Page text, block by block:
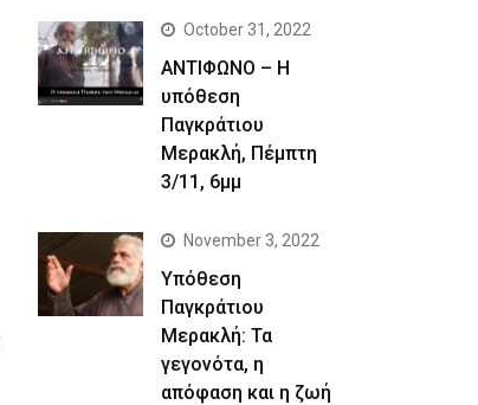
October 31, 2022
ΑΝΤΙΦΩΝΟ – Η
υπόθεση
Παγκράτιου
Μερακλή, Πέμπτη
3/11, 6μμ
November 3, 2022
Yπόθεση
Παγκράτιου
Μερακλή: Τα
γεγονότα, η
απόφαση και η ζωή